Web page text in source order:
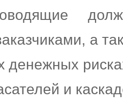
а
денежных
и